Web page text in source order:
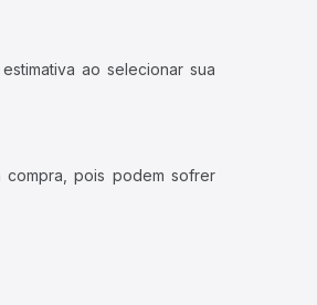
ao selecionar sua
pois podem sofrer